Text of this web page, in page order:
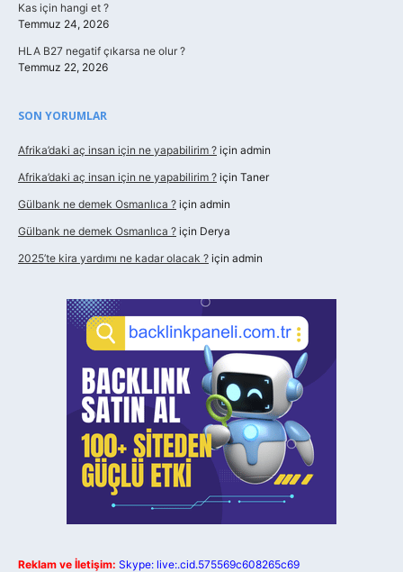
Kas için hangi et ?
Temmuz 24, 2026
HLA B27 negatif çıkarsa ne olur ?
Temmuz 22, 2026
SON YORUMLAR
Afrika’daki aç insan için ne yapabilirim ? için admin
Afrika’daki aç insan için ne yapabilirim ? için Taner
Gülbank ne demek Osmanlıca ? için admin
Gülbank ne demek Osmanlıca ? için Derya
2025’te kira yardımı ne kadar olacak ? için admin
Reklam ve İletişim: Skype: live:.cid.575569c608265c69